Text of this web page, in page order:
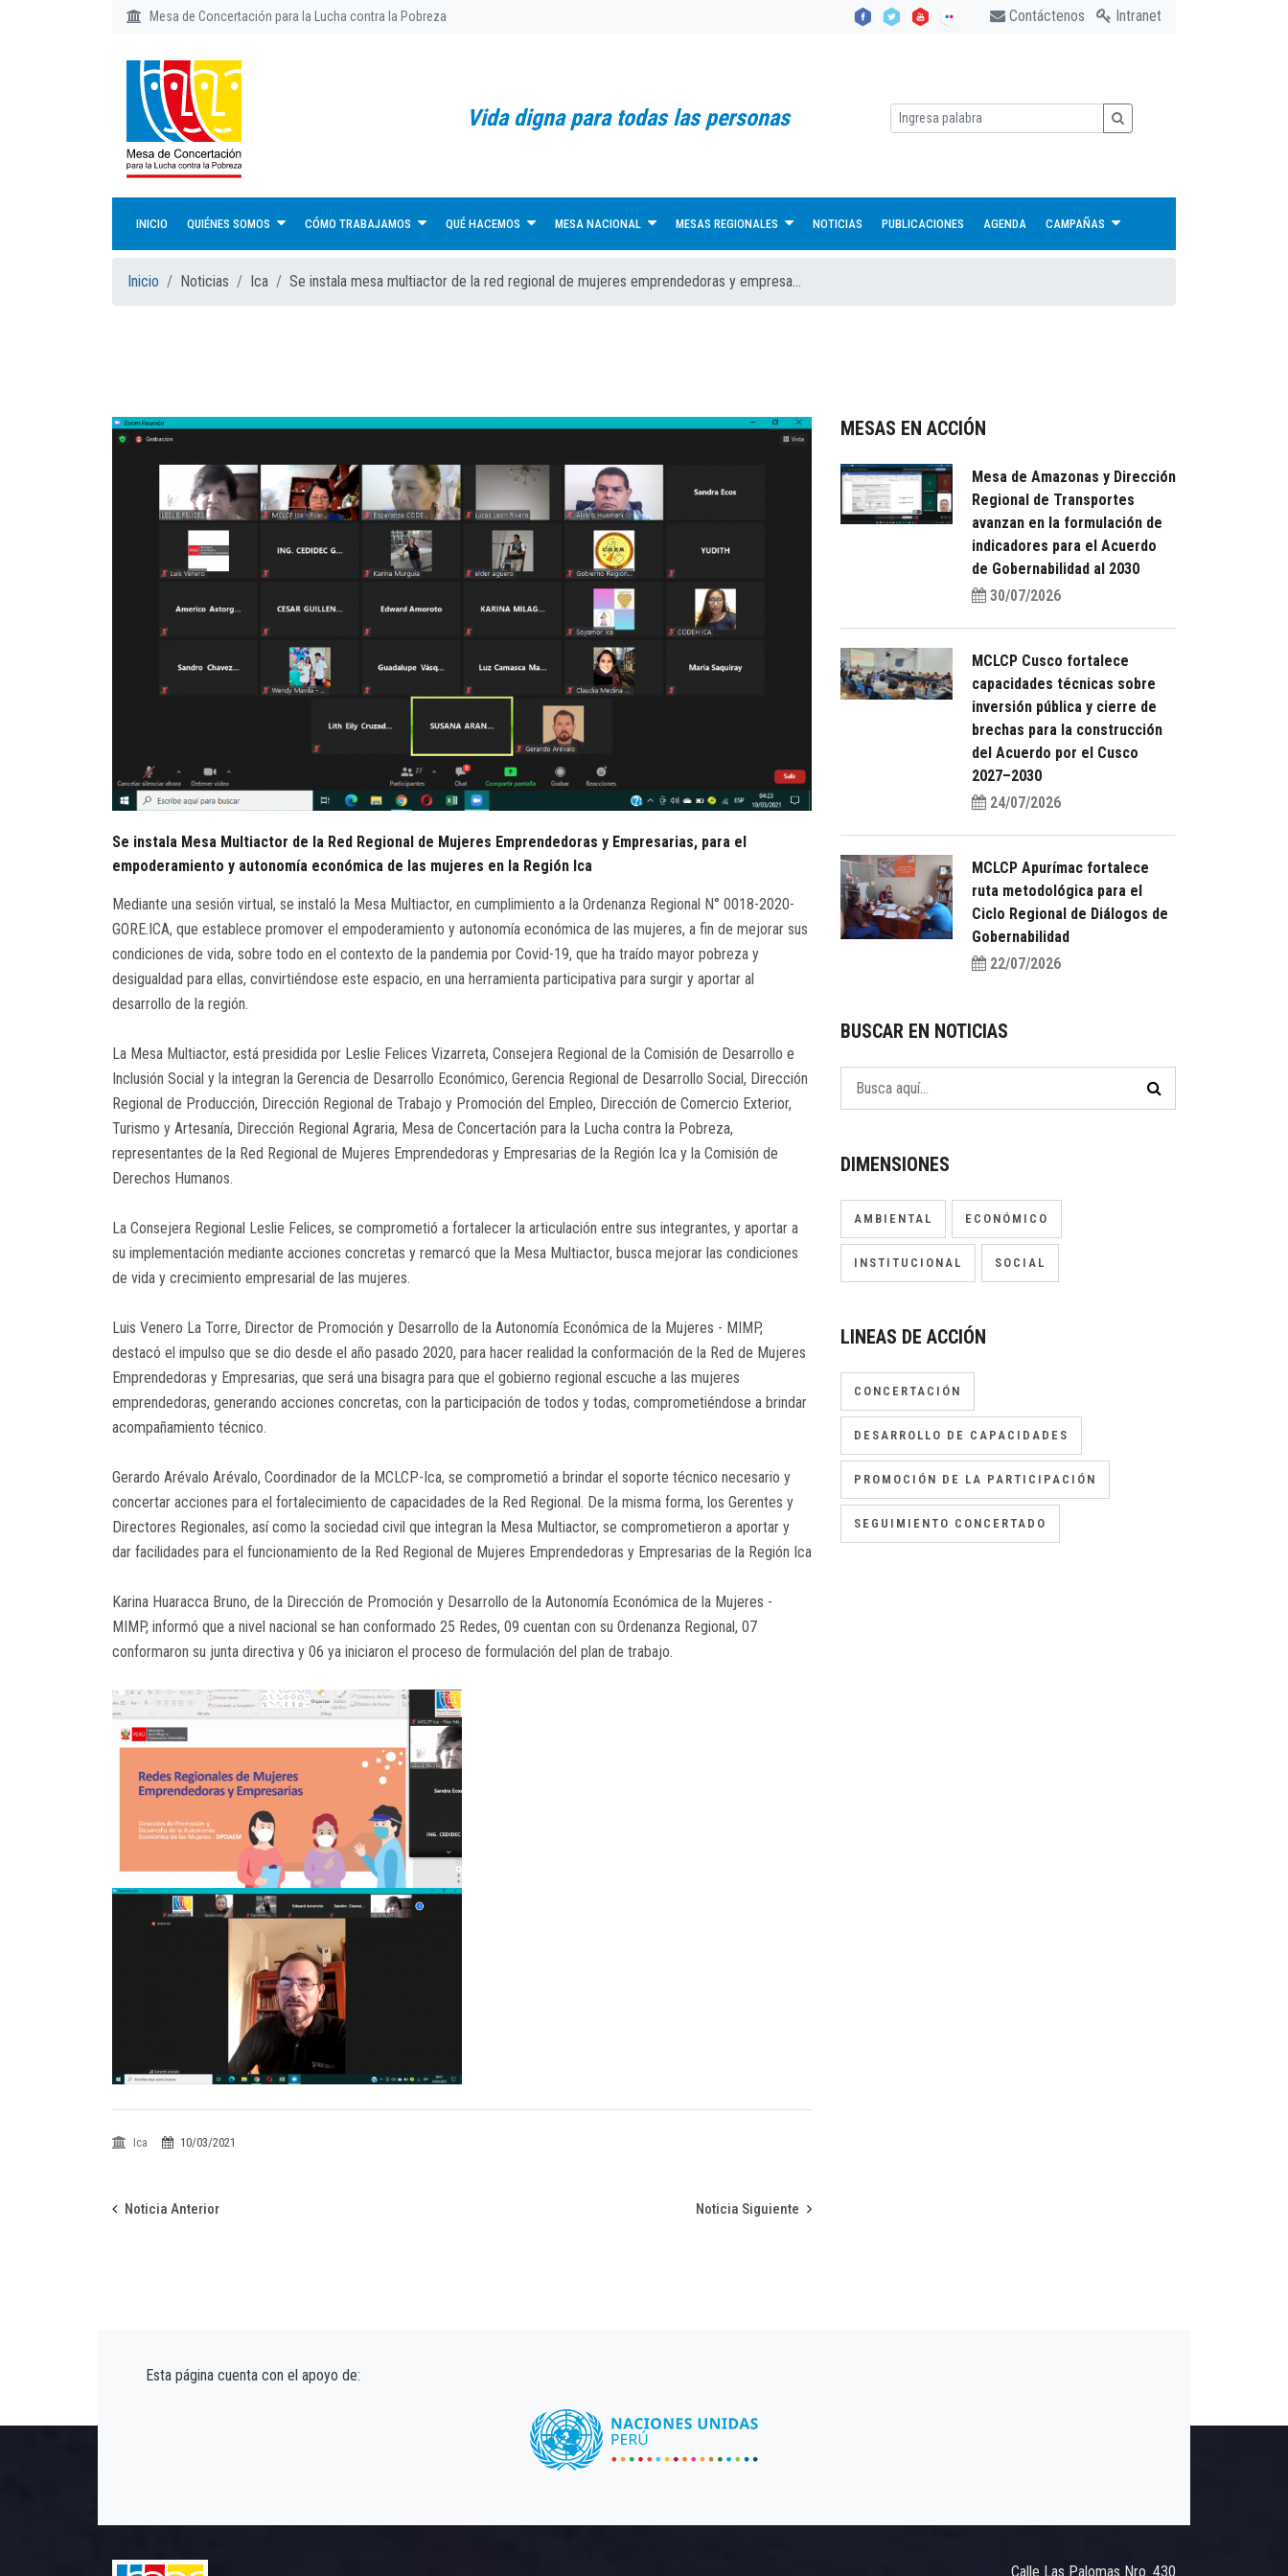
Mesa de Concertación para la Lucha contra la Pobreza Contáctenos Intranet
Vida digna para todas las personas
INICIO QUIÉNES SOMOS CÓMO TRABAJAMOS QUÉ HACEMOS MESA NACIONAL MESAS REGIONALES NOTICIAS PUBLICACIONES AGENDA CAMPAÑAS
Inicio Noticias Ica Se instala mesa multiactor de la red regional de mujeres emprendedoras y empresa...
Se instala Mesa Multiactor de la Red Regional de Mujeres Emprendedoras y Empresarias, para el
empoderamiento y autonomía económica de las mujeres en la Región Ica
Mediante una sesión virtual, se instaló la Mesa Multiactor, en cumplimiento a la Ordenanza Regional N° 0018-2020-
GORE.ICA, que establece promover el empoderamiento y autonomía económica de las mujeres, a fin de mejorar sus
condiciones de vida, sobre todo en el contexto de la pandemia por Covid-19, que ha traído mayor pobreza y
desigualdad para ellas, convirtiéndose este espacio, en una herramienta participativa para surgir y aportar al
desarrollo de la región.
La Mesa Multiactor, está presidida por Leslie Felices Vizarreta, Consejera Regional de la Comisión de Desarrollo e
Inclusión Social y la integran la Gerencia de Desarrollo Económico, Gerencia Regional de Desarrollo Social, Dirección
Regional de Producción, Dirección Regional de Trabajo y Promoción del Empleo, Dirección de Comercio Exterior,
Turismo y Artesanía, Dirección Regional Agraria, Mesa de Concertación para la Lucha contra la Pobreza,
representantes de la Red Regional de Mujeres Emprendedoras y Empresarias de la Región Ica y la Comisión de
Derechos Humanos.
La Consejera Regional Leslie Felices, se comprometió a fortalecer la articulación entre sus integrantes, y aportar a
su implementación mediante acciones concretas y remarcó que la Mesa Multiactor, busca mejorar las condiciones
de vida y crecimiento empresarial de las mujeres.
Luis Venero La Torre, Director de Promoción y Desarrollo de la Autonomía Económica de la Mujeres - MIMP,
destacó el impulso que se dio desde el año pasado 2020, para hacer realidad la conformación de la Red de Mujeres
Emprendedoras y Empresarias, que será una bisagra para que el gobierno regional escuche a las mujeres
emprendedoras, generando acciones concretas, con la participación de todos y todas, comprometiéndose a brindar
acompañamiento técnico.
Gerardo Arévalo Arévalo, Coordinador de la MCLCP-Ica, se comprometió a brindar el soporte técnico necesario y
concertar acciones para el fortalecimiento de capacidades de la Red Regional. De la misma forma, los Gerentes y
Directores Regionales, así como la sociedad civil que integran la Mesa Multiactor, se comprometieron a aportar y
dar facilidades para el funcionamiento de la Red Regional de Mujeres Emprendedoras y Empresarias de la Región Ica
Karina Huaracca Bruno, de la Dirección de Promoción y Desarrollo de la Autonomía Económica de la Mujeres -
MIMP, informó que a nivel nacional se han conformado 25 Redes, 09 cuentan con su Ordenanza Regional, 07
conformaron su junta directiva y 06 ya iniciaron el proceso de formulación del plan de trabajo.
Ica 10/03/2021
Noticia Anterior Noticia Siguiente
MESAS EN ACCIÓN
Mesa de Amazonas y Dirección
Regional de Transportes
avanzan en la formulación de
indicadores para el Acuerdo
de Gobernabilidad al 2030
30/07/2026
MCLCP Cusco fortalece
capacidades técnicas sobre
inversión pública y cierre de
brechas para la construcción
del Acuerdo por el Cusco
2027–2030
24/07/2026
MCLCP Apurímac fortalece
ruta metodológica para el
Ciclo Regional de Diálogos de
Gobernabilidad
22/07/2026
BUSCAR EN NOTICIAS
DIMENSIONES
AMBIENTAL ECONÓMICO
INSTITUCIONAL SOCIAL
LINEAS DE ACCIÓN
CONCERTACIÓN
DESARROLLO DE CAPACIDADES
PROMOCIÓN DE LA PARTICIPACIÓN
SEGUIMIENTO CONCERTADO
Esta página cuenta con el apoyo de:
Calle Las Palomas Nro. 430